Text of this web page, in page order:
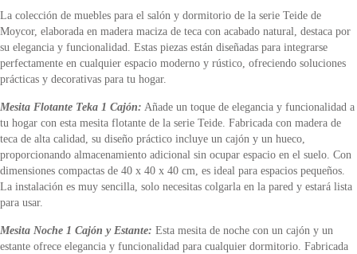
La colección de muebles para el salón y dormitorio de la serie Teide de
Moycor, elaborada en madera maciza de teca con acabado natural, destaca por
su elegancia y funcionalidad. Estas piezas están diseñadas para integrarse
perfectamente en cualquier espacio moderno y rústico, ofreciendo soluciones
prácticas y decorativas para tu hogar.
Mesita Flotante Teka 1 Cajón: Añade un toque de elegancia y funcionalidad a
tu hogar con esta mesita flotante de la serie Teide. Fabricada con madera de
teca de alta calidad, su diseño práctico incluye un cajón y un hueco,
proporcionando almacenamiento adicional sin ocupar espacio en el suelo. Con
dimensiones compactas de 40 x 40 x 40 cm, es ideal para espacios pequeños.
La instalación es muy sencilla, solo necesitas colgarla en la pared y estará lista
para usar.
Mesita Noche 1 Cajón y Estante: Esta mesita de noche con un cajón y un
estante ofrece elegancia y funcionalidad para cualquier dormitorio. Fabricada